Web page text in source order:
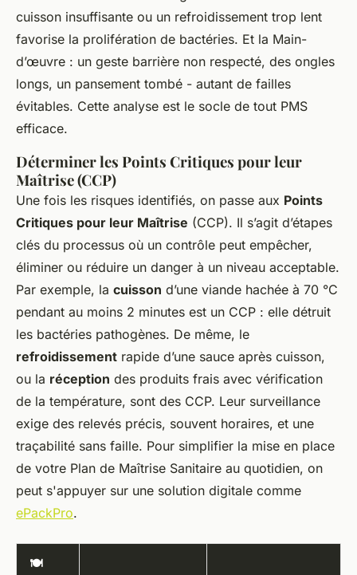
cuisson insuffisante ou un refroidissement trop lent
favorise la prolifération de bactéries. Et la Main-
d’œuvre : un geste barrière non respecté, des ongles
longs, un pansement tombé - autant de failles
évitables. Cette analyse est le socle de tout PMS
efficace.
Déterminer les Points Critiques pour leur
Maîtrise (CCP)
Une fois les risques identifiés, on passe aux Points
Critiques pour leur Maîtrise (CCP). Il s’agit d’étapes
clés du processus où un contrôle peut empêcher,
éliminer ou réduire un danger à un niveau acceptable.
Par exemple, la cuisson d’une viande hachée à 70 °C
pendant au moins 2 minutes est un CCP : elle détruit
les bactéries pathogènes. De même, le
refroidissement rapide d’une sauce après cuisson,
ou la réception des produits frais avec vérification
de la température, sont des CCP. Leur surveillance
exige des relevés précis, souvent horaires, et une
traçabilité sans faille. Pour simplifier la mise en place
de votre Plan de Maîtrise Sanitaire au quotidien, on
peut s'appuyer sur une solution digitale comme
ePackPro.
🍽️